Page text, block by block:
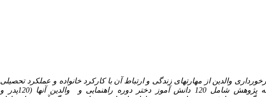
والدین از مهارتهای زندگی و ارتباط آن با کارکرد خانواده و عملکرد تحصیلی
فرزندان آنها انجام شده است.نمونه پژوهش شامل 120 دانش ­آموز دختر دوره راهنمایی و والدین آنها (120پدر و